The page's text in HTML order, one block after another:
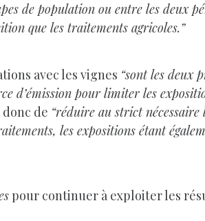
de population ou entre les deux
que les traitements agricoles.”
avec les vignes “sont les deux
d’émission pour limiter les
de “réduire au strict
les expositions étant
pour continuer à exploiter les